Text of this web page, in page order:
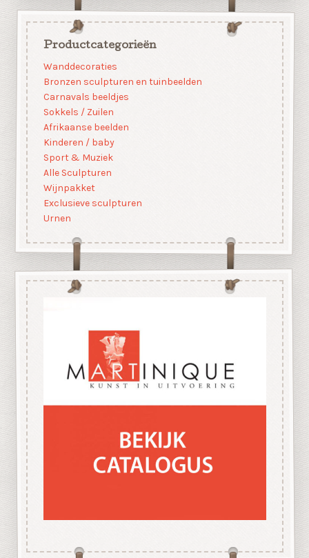
Productcategorieën
Wanddecoraties
Bronzen sculpturen en tuinbeelden
Carnavals beeldjes
Sokkels / Zuilen
Afrikaanse beelden
Kinderen / baby
Sport & Muziek
Alle Sculpturen
Wijnpakket
Exclusieve sculpturen
Urnen